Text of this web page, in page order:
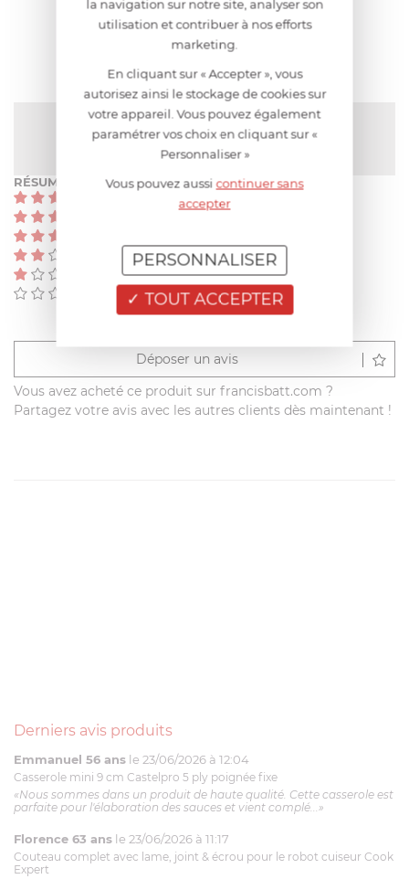
AVIS CLIENT
NOTE MOYENNE
Pas encore de note
RÉSUMÉ
Déposer un avis
Vous avez acheté ce produit sur francisbatt.com ?
Partagez votre avis avec les autres clients dès maintenant !
Derniers avis produits
Emmanuel 56 ans le 23/06/2026 à 12:04
Casserole mini 9 cm Castelpro 5 ply poignée fixe
«Nous sommes dans un produit de haute qualité. Cette casserole est
parfaite pour l'élaboration des sauces et vient complé...»
Florence 63 ans le 23/06/2026 à 11:17
Couteau complet avec lame, joint & écrou pour le robot cuiseur Cook
Expert
la navigation sur notre site, analyser son
utilisation et contribuer à nos efforts
marketing.
En cliquant sur « Accepter », vous
autorisez ainsi le stockage de cookies sur
votre appareil. Vous pouvez également
paramétrer vos choix en cliquant sur «
Personnaliser »
Vous pouvez aussicontinuer sans
accepter
TOUT ACCEPTER
PERSONNALISER